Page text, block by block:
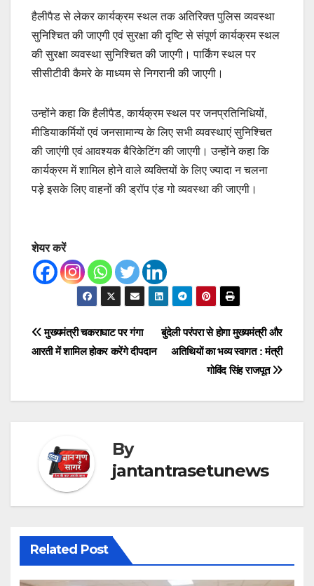
हैलीपैड से लेकर कार्यक्रम स्थल तक अतिरिक्त पुलिस व्यवस्था
सुनिश्चित की जाएगी एवं सुरक्षा की दृष्टि से संपूर्ण कार्यक्रम स्थल
की सुरक्षा व्यवस्था सुनिश्चित की जाएगी। पार्किंग स्थल पर
सीसीटीवी कैमरे के माध्यम से निगरानी की जाएगी।
उन्होंने कहा कि हैलीपैड, कार्यक्रम स्थल पर जनप्रतिनिधियों,
मीडियाकर्मियों एवं जनसामान्य के लिए सभी व्यवस्थाएं सुनिश्चित
की जाएंगी एवं आवश्यक बैरिकेटिंग की जाएगी। उन्होंने कहा कि
कार्यक्रम में शामिल होने वाले व्यक्तियों के लिए ज्यादा न चलना
पड़े़ इसके लिए वाहनों की ड्रॉप एंड गो व्यवस्था की जाएगी।
शेयर करें
Post
navigation
बुंदेली परंपरा से होगा मुख्यमंत्री और
अतिथियों का भव्य स्वागत : मंत्री
गोविंद सिंह राजपूत
मुख्यमंत्री चकराघाट पर गंगा
आरती में शामिल होकर करेंगे दीपदान
By
jantantrasetunews
Related Post